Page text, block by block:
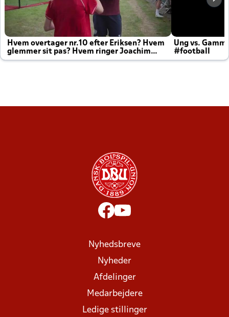
Hvem overtager nr.10 efter Eriksen? Hvem
glemmer sit pas? Hvem ringer Joachim
altid til efter kampe?
Ung vs.
#football
Nyhedsbreve
Nyheder
Afdelinger
Medarbejdere
Ledige stillinger